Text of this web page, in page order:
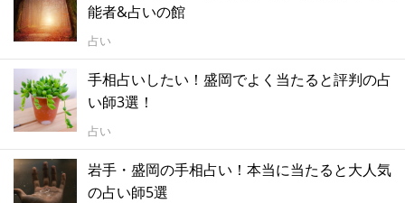
能者&占いの館
占い
手相占いしたい！盛岡でよく当たると評判の占
い師3選！
占い
岩手・盛岡の手相占い！本当に当たると大人気
の占い師5選